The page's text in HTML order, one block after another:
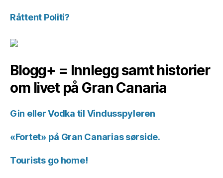
Råttent Politi?
Blogg+ = Innlegg samt historier
om livet på Gran Canaria
Gin eller Vodka til Vindusspyleren
«Fortet» på Gran Canarias sørside.
Tourists go home!